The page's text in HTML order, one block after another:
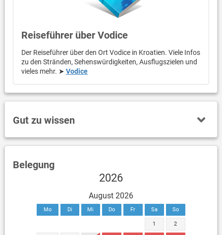
Reiseführer über Vodice
Der Reiseführer über den Ort Vodice in Kroatien. Viele Infos
zu den Stränden, Sehenswürdigkeiten, Ausflugszielen und
vieles mehr. ➤ Vodice
Gut zu wissen
Belegung
2026
August 2026
Mo Di Mi Do Fr Sa So
1 2